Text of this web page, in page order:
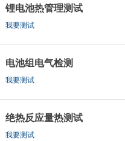
锂电池热管理测试
我要测试
​电池组电气检测
我要测试
绝热反应量热测试
我要测试